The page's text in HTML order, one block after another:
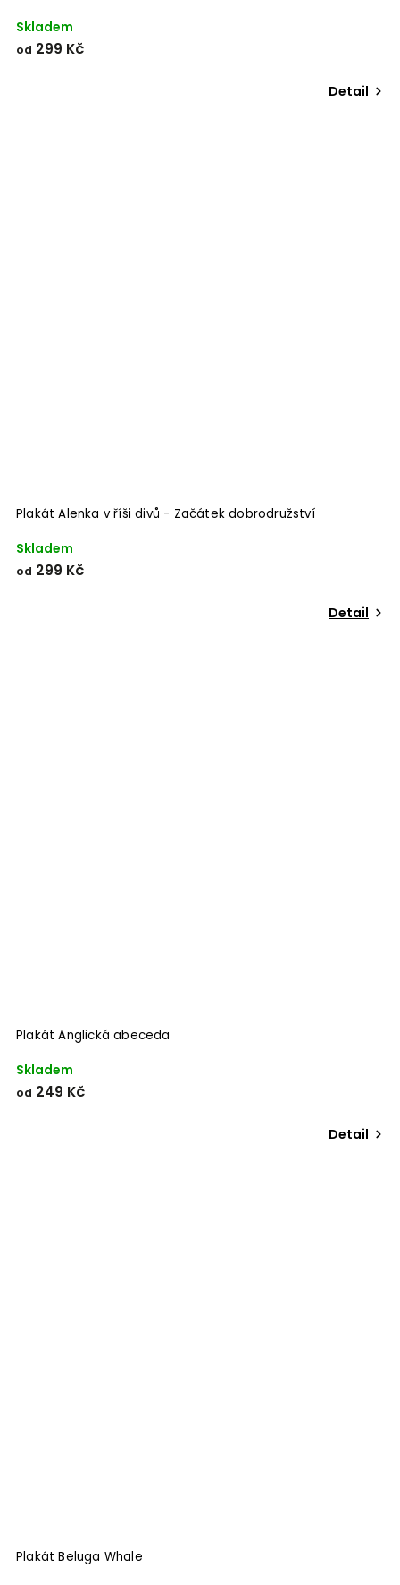
Skladem
od 299 Kč
Detail
Plakát Alenka v říši divů - Začátek dobrodružství
Skladem
od 299 Kč
Detail
Plakát Anglická abeceda
Skladem
od 249 Kč
Detail
Plakát Beluga Whale